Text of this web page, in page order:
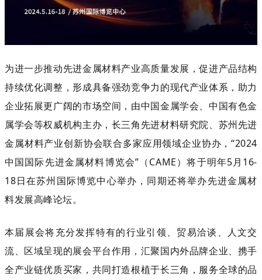
为进一步推动先进金属材料产业高质量发展，促进产品结构
持续优化调整，形成具备强劲竞争力的现代产业体系，助力
企业拓展更广阔的市场空间，由中国金属学会、中国有色金
属学会等权威机构主办，长三角先进材料研究院、苏州先进
金属材料产业创新协会联合多家应用领域企业协办，“2024
中国国际先进金属材料博览会”（CAME）将于明年5月16-
18日在苏州国际博览中心举办，同期还将举办先进金属材
料发展高峰论坛。
本届展会将充分发挥特有的行业引领、贸易洽谈、人文交
流、区域呈现的展会平台作用 ， 汇聚国内外品牌企业、携手
全产业链优质买家， 共同打造根植于长三角，服务全球的品